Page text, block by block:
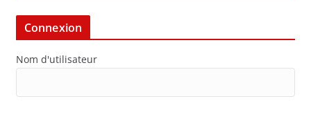
Connexion
Nom d'utilisateur